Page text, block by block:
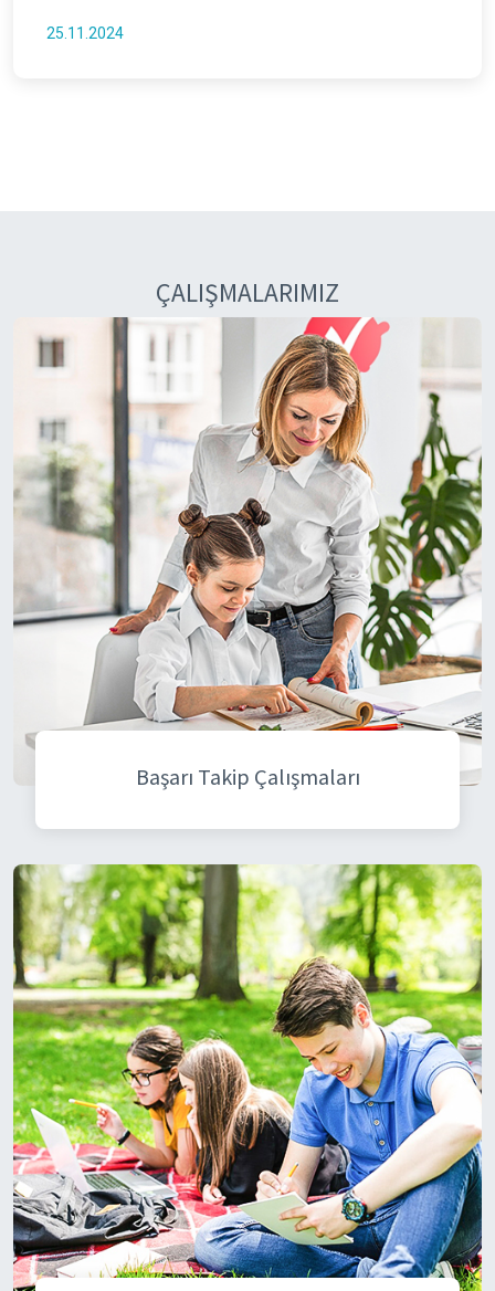
25.11.2024
ÇALIŞMALARIMIZ
Başarı Takip Çalışmaları